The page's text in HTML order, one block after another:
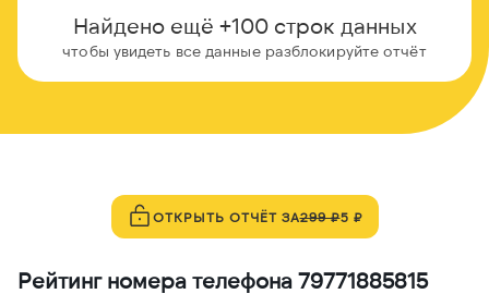
Найдено ещё +100 строк данных
чтобы увидеть все данные разблокируйте отчёт
ОТКРЫТЬ ОТЧЁТ ЗА299 ₽5 ₽
Рейтинг номера телефона 79771885815